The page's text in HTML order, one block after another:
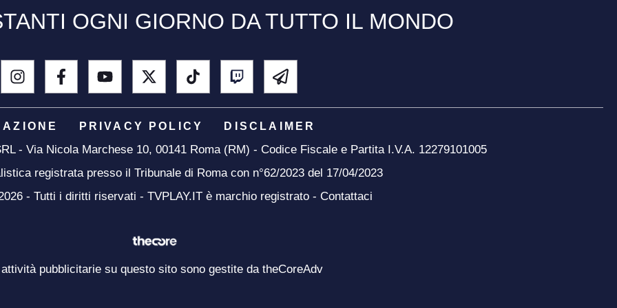
OGNI GIORNO DA TUTTO IL MONDO
PRIVACY POLICY DISCLAIMER
- Via Nicola Marchese 10, 00141 Roma (RM) - Codice Fiscale e Partita I.V.A. 12279101005
registrata presso il Tribunale di Roma con n°62/2023 del 17/04/2023
- Tutti i diritti riservati - TVPLAY.IT è marchio registrato - Contattaci
pubblicitarie su questo sito sono gestite da theCoreAdv